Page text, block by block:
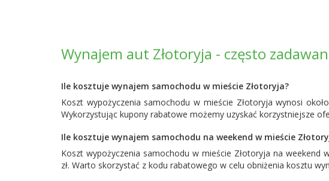
Wynajem aut Złotoryja - często
Ile kosztuje wynajem samochodu w mieście Złotoryja?
Koszt wypożyczenia samochodu w mieście Złotoryja wynosi
Wykorzystując kupony rabatowe możemy uzyskać korzystniejsze
Ile kosztuje wynajem samochodu na weekend w mieście
Koszt wypożyczenia samochodu w mieście Złotoryja na weekend
zł. Warto skorzystać z kodu rabatowego w celu obniżenia kosztu